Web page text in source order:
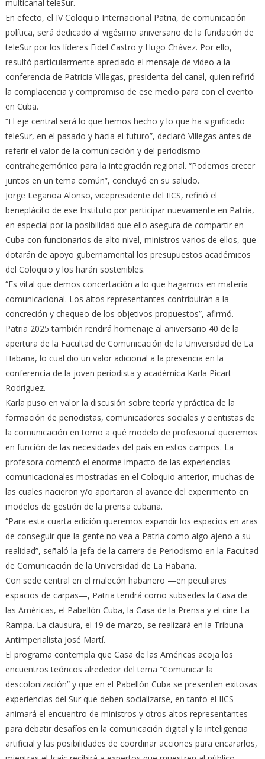
multicanal teleSur.
En efecto, el IV Coloquio Internacional Patria, de comunicación
política, será dedicado al vigésimo aniversario de la fundación de
teleSur por los líderes Fidel Castro y Hugo Chávez. Por ello,
resultó particularmente apreciado el mensaje de vídeo a la
conferencia de Patricia Villegas, presidenta del canal, quien refirió
la complacencia y compromiso de ese medio para con el evento
en Cuba.
“El eje central será lo que hemos hecho y lo que ha significado
teleSur, en el pasado y hacia el futuro”, declaró Villegas antes de
referir el valor de la comunicación y del periodismo
contrahegemónico para la integración regional. “Podemos crecer
juntos en un tema común”, concluyó en su saludo.
Jorge Legañoa Alonso, vicepresidente del IICS, refirió el
beneplácito de ese Instituto por participar nuevamente en Patria,
en especial por la posibilidad que ello asegura de compartir en
Cuba con funcionarios de alto nivel, ministros varios de ellos, que
dotarán de apoyo gubernamental los presupuestos académicos
del Coloquio y los harán sostenibles.
“Es vital que demos concertación a lo que hagamos en materia
comunicacional. Los altos representantes contribuirán a la
concreción y chequeo de los objetivos propuestos”, afirmó.
Patria 2025 también rendirá homenaje al aniversario 40 de la
apertura de la Facultad de Comunicación de la Universidad de La
Habana, lo cual dio un valor adicional a la presencia en la
conferencia de la joven periodista y académica Karla Picart
Rodríguez.
Karla puso en valor la discusión sobre teoría y práctica de la
formación de periodistas, comunicadores sociales y cientistas de
la comunicación en torno a qué modelo de profesional queremos
en función de las necesidades del país en estos campos. La
profesora comentó el enorme impacto de las experiencias
comunicacionales mostradas en el Coloquio anterior, muchas de
las cuales nacieron y/o aportaron al avance del experimento en
modelos de gestión de la prensa cubana.
“Para esta cuarta edición queremos expandir los espacios en aras
de conseguir que la gente no vea a Patria como algo ajeno a su
realidad”, señaló la jefa de la carrera de Periodismo en la Facultad
de Comunicación de la Universidad de La Habana.
Con sede central en el malecón habanero —en peculiares
espacios de carpas—, Patria tendrá como subsedes la Casa de
las Américas, el Pabellón Cuba, la Casa de la Prensa y el cine La
Rampa. La clausura, el 19 de marzo, se realizará en la Tribuna
Antimperialista José Martí.
El programa contempla que Casa de las Américas acoja los
encuentros teóricos alrededor del tema “Comunicar la
descolonización” y que en el Pabellón Cuba se presenten exitosas
experiencias del Sur que deben socializarse, en tanto el IICS
animará el encuentro de ministros y otros altos representantes
para debatir desafíos en la comunicación digital y la inteligencia
artificial y las posibilidades de coordinar acciones para encararlos,